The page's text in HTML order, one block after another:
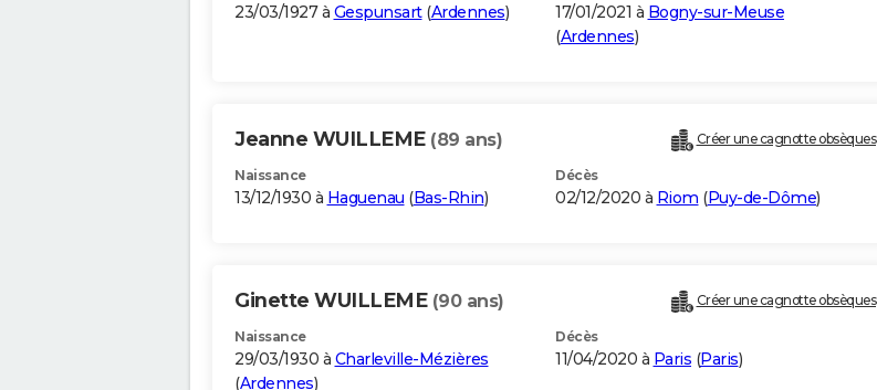
23/03/1927 à Gespunsart(Ardennes) 17/01/2021 à Bogny-sur-Meuse
(Ardennes)
Jeanne WUILLEME (89 ans) Créer une cagnotte obsèques
Naissance
13/12/1930 à Haguenau (Bas-Rhin)
Décès
02/12/2020 à Riom (Puy-de-Dôme)
Ginette WUILLEME (90 ans) Créer une cagnotte obsèques
Naissance
29/03/1930 à Charleville-Mézières
(Ardennes)
Décès
11/04/2020 à Paris (Paris)